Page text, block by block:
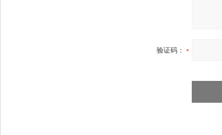
验证码：